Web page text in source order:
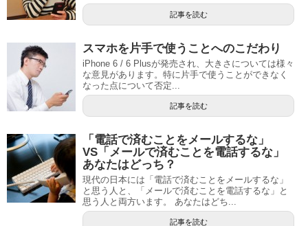
記事を読む
スマホを片手で使うことへのこだわり
iPhone 6 / 6 Plusが発売され、大きさについては様々
な意見があります。特に片手で使うことができなく
なった点について否定...
記事を読む
「電話で済むことをメールするな」
VS「メールで済むことを電話するな」
あなたはどっち？
現代の日本には「電話で済むことをメールするな」
と思う人と、「メールで済むことを電話するな」と
思う人と両方います。 あなたはどち...
記事を読む